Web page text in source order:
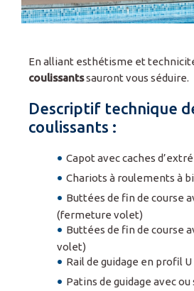
En alliant esthétisme et
coulissantssauront vous séduire.
Descriptif technique
coulissants :
Capot avec caches
Chariots à roulements à
Buttées de fin de course
(fermeture volet)
Buttées de fin de course
volet)
Rail de guidage en profil U
Patins de guidage avec